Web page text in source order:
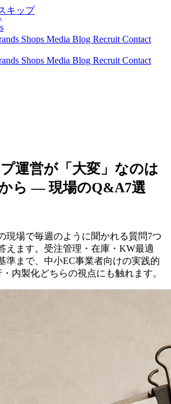
キップ
Shops Media Blog Recruit Contact
Shops Media Blog Recruit Contact
運営が「大変」なのは
ら — 現場のQ&A7選
現場で毎週のように聞かれる質問7つ
えます。受注管理・在庫・KW最適
準まで、中小EC事業者向けの実践的
内製化どちらの視点にも触れます。